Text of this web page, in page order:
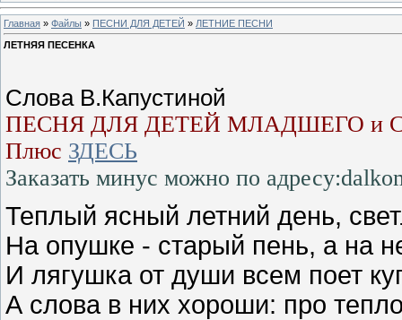
Главная » Файлы » ПЕСНИ ДЛЯ ДЕТЕЙ » ЛЕТНИЕ ПЕСНИ
ЛЕТНЯЯ ПЕСЕНКА
Слова В.Капустиной
ПЕСНЯ ДЛЯ ДЕТЕЙ МЛАДШЕГО и
Плюс ЗДЕСЬ
Заказать минус можно по
Теплый ясный летний день,
На опушке - старый пень, а на
И лягушка от души всем поет
А слова в них хороши: про